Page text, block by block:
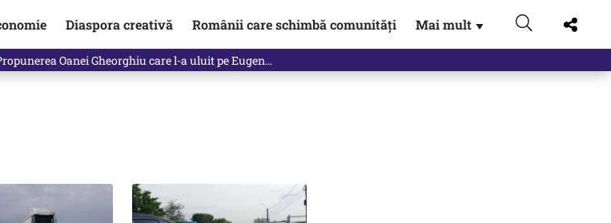
Diaspora creativă Românii care schimbă comunități Mai mult ▼
conduce Guvernul din septembrie